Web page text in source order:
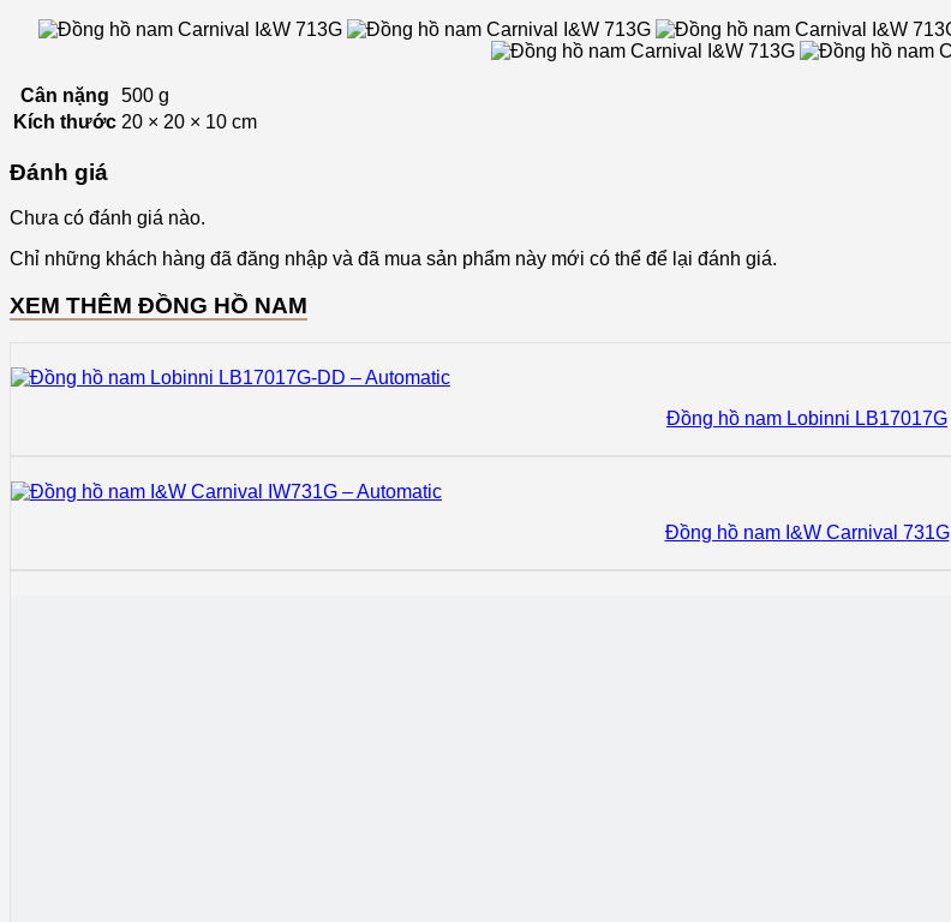
Cân nặng
500 g
Kích thước 20 × 20 × 10 cm
Đánh giá
Chưa có đánh giá nào.
Chỉ những khách hàng đã đăng nhập và đã mua sản phẩm này mới có thể để lại đánh giá.
XEM THÊM ĐỒNG HỒ NAM
Đồng hồ nam Lobinni LB17017G
Đồng hồ nam I&W Carnival 731G